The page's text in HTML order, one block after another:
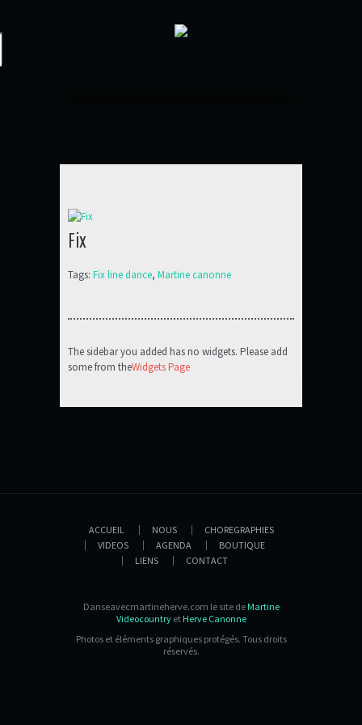
Fix
Tags: Fix line dance, Martine canonne
The sidebar you added has no widgets. Please add
some from theWidgets Page
ACCUEIL NOUS
CHOREGRAPHIES
VIDEOS
AGENDA
BOUTIQUE
LIENS
CONTACT
Danseavecmartineherve.com le site de Martine
Videocountryet Herve Canonne
Photos et éléments graphiques protégés. Tous droits
réservés.